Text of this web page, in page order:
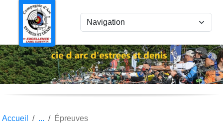
Accueil Épreuves
Panneau de gestion des cookies